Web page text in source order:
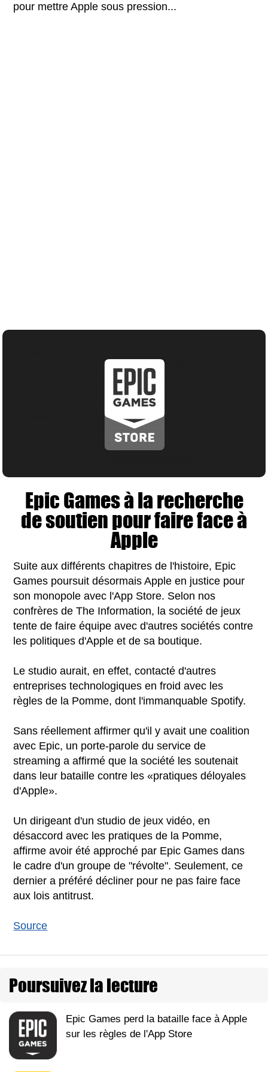
pour mettre Apple sous pression...
Epic Games à la recherche
de soutien pour faire face à
Apple
Suite aux différents chapitres de l'histoire, Epic
Games poursuit désormais Apple en justice pour
son monopole avec l'App Store. Selon nos
confrères de The Information, la société de jeux
tente de faire équipe avec d'autres sociétés contre
les politiques d'Apple et de sa boutique.
Le studio aurait, en effet, contacté d'autres
entreprises technologiques en froid avec les
règles de la Pomme, dont l'immanquable Spotify.
Sans réellement affirmer qu'il y avait une coalition
avec Epic, un porte-parole du service de
streaming a affirmé que la société les soutenait
dans leur bataille contre les «pratiques déloyales
d'Apple».
Un dirigeant d'un studio de jeux vidéo, en
désaccord avec les pratiques de la Pomme,
affirme avoir été approché par Epic Games dans
le cadre d'un groupe de "révolte". Seulement, ce
dernier a préféré décliner pour ne pas faire face
aux lois antitrust.
Source
Poursuivez la lecture
Epic Games perd la bataille face à Apple
sur les règles de l'App Store